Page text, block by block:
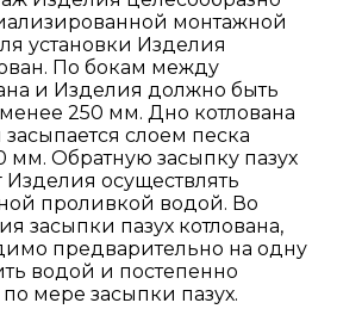
монтажной
установки Изделия
По бокам между
и Изделия должно быть
250 мм. Дно котлована
слоем песка
мм. Обратную засыпку пазух
Изделия осуществлять
проливкой водой. Во
засыпки пазух котлована,
предварительно на одну
водой и постепенно
мере засыпки пазух.